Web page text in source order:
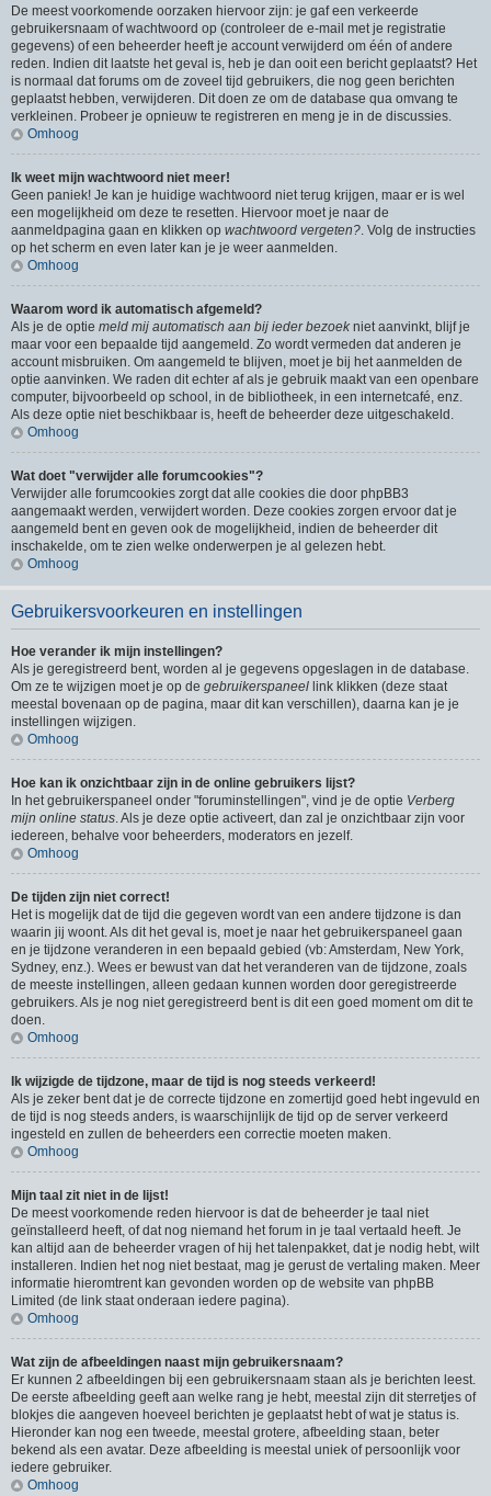
De meest voorkomende oorzaken hiervoor zijn: je gaf een verkeerde
gebruikersnaam of wachtwoord op (controleer de e-mail met je registratie
gegevens) of een beheerder heeft je account verwijderd om één of andere
reden. Indien dit laatste het geval is, heb je dan ooit een bericht geplaatst? Het
is normaal dat forums om de zoveel tijd gebruikers, die nog geen berichten
geplaatst hebben, verwijderen. Dit doen ze om de database qua omvang te
verkleinen. Probeer je opnieuw te registreren en meng je in de discussies.
Omhoog
Ik weet mijn wachtwoord niet meer!
Geen paniek! Je kan je huidige wachtwoord niet terug krijgen, maar er is wel
een mogelijkheid om deze te resetten. Hiervoor moet je naar de
aanmeldpagina gaan en klikken op wachtwoord vergeten?. Volg de instructies
op het scherm en even later kan je je weer aanmelden.
Omhoog
Waarom word ik automatisch afgemeld?
Als je de optie meld mij automatisch aan bij ieder bezoek niet aanvinkt, blijf je
maar voor een bepaalde tijd aangemeld. Zo wordt vermeden dat anderen je
account misbruiken. Om aangemeld te blijven, moet je bij het aanmelden de
optie aanvinken. We raden dit echter af als je gebruik maakt van een openbare
computer, bijvoorbeeld op school, in de bibliotheek, in een internetcafé, enz.
Als deze optie niet beschikbaar is, heeft de beheerder deze uitgeschakeld.
Omhoog
Wat doet "verwijder alle forumcookies"?
Verwijder alle forumcookies zorgt dat alle cookies die door phpBB3
aangemaakt werden, verwijdert worden. Deze cookies zorgen ervoor dat je
aangemeld bent en geven ook de mogelijkheid, indien de beheerder dit
inschakelde, om te zien welke onderwerpen je al gelezen hebt.
Omhoog
Gebruikersvoorkeuren en instellingen
Hoe verander ik mijn instellingen?
Als je geregistreerd bent, worden al je gegevens opgeslagen in de database.
Om ze te wijzigen moet je op de gebruikerspaneel link klikken (deze staat
meestal bovenaan op de pagina, maar dit kan verschillen), daarna kan je je
instellingen wijzigen.
Omhoog
Hoe kan ik onzichtbaar zijn in de online gebruikers lijst?
In het gebruikerspaneel onder "foruminstellingen", vind je de optie Verberg
mijn online status. Als je deze optie activeert, dan zal je onzichtbaar zijn voor
iedereen, behalve voor beheerders, moderators en jezelf.
Omhoog
De tijden zijn niet correct!
Het is mogelijk dat de tijd die gegeven wordt van een andere tijdzone is dan
waarin jij woont. Als dit het geval is, moet je naar het gebruikerspaneel gaan
en je tijdzone veranderen in een bepaald gebied (vb: Amsterdam, New York,
Sydney, enz.). Wees er bewust van dat het veranderen van de tijdzone, zoals
de meeste instellingen, alleen gedaan kunnen worden door geregistreerde
gebruikers. Als je nog niet geregistreerd bent is dit een goed moment om dit te
doen.
Omhoog
Ik wijzigde de tijdzone, maar de tijd is nog steeds verkeerd!
Als je zeker bent dat je de correcte tijdzone en zomertijd goed hebt ingevuld en
de tijd is nog steeds anders, is waarschijnlijk de tijd op de server verkeerd
ingesteld en zullen de beheerders een correctie moeten maken.
Omhoog
Mijn taal zit niet in de lijst!
De meest voorkomende reden hiervoor is dat de beheerder je taal niet
geïnstalleerd heeft, of dat nog niemand het forum in je taal vertaald heeft. Je
kan altijd aan de beheerder vragen of hij het talenpakket, dat je nodig hebt, wilt
installeren. Indien het nog niet bestaat, mag je gerust de vertaling maken. Meer
informatie hieromtrent kan gevonden worden op de website van phpBB
Limited (de link staat onderaan iedere pagina).
Omhoog
Wat zijn de afbeeldingen naast mijn gebruikersnaam?
Er kunnen 2 afbeeldingen bij een gebruikersnaam staan als je berichten leest.
De eerste afbeelding geeft aan welke rang je hebt, meestal zijn dit sterretjes of
blokjes die aangeven hoeveel berichten je geplaatst hebt of wat je status is.
Hieronder kan nog een tweede, meestal grotere, afbeelding staan, beter
bekend als een avatar. Deze afbeelding is meestal uniek of persoonlijk voor
iedere gebruiker.
Omhoog